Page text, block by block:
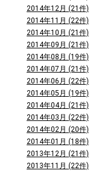
2014年12月 (21件)
2014年11月 (22件)
2014年10月 (21件)
2014年09月 (21件)
2014年08月 (19件)
2014年07月 (21件)
2014年06月 (22件)
2014年05月 (19件)
2014年04月 (21件)
2014年03月 (22件)
2014年02月 (20件)
2014年01月 (18件)
2013年12月 (21件)
2013年11月 (22件)